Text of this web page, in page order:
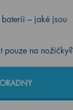
– jaké jsou
pouze na nožičky?